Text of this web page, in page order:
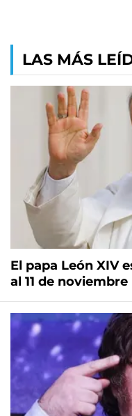
LAS MÁS
El papa León XIV
al 11 de noviembre